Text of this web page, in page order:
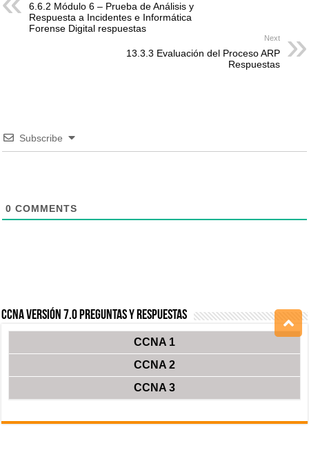
6.6.2 Módulo 6 – Prueba de Análisis y
Respuesta a Incidentes e Informática
Forense Digital respuestas
Next
13.3.3 Evaluación del Proceso ARP
Respuestas
Subscribe
0 COMMENTS
CCNA Versión 7.0 Preguntas y Respuestas
CCNA 1
CCNA 2
CCNA 3